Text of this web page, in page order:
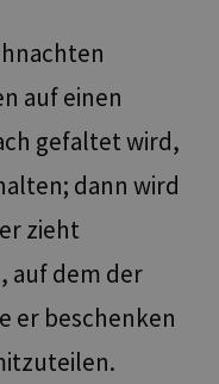
auf einen
gefaltet wird,
dann wird
zieht
auf dem der
er beschenken